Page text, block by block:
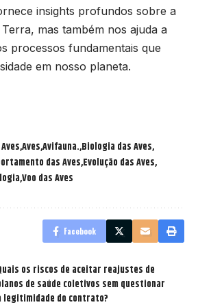
insights profundos sobre a
mas também nos ajuda a
processos fundamentais que
em nosso planeta.
AvesAvifauna. Biologia das Aves
das Aves Evolução das Aves
Voo das Aves
Facebook
os riscos de aceitar reajustes de
de saúde coletivos sem questionar
legitimidade do contrato?